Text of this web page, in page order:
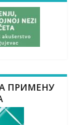
ПРИМЕНУ